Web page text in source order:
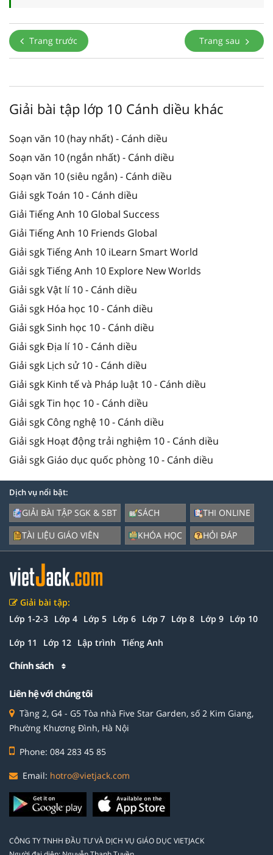
Trang trước Trang sau
Giải bài tập lớp 10 Cánh diều khác
Soạn văn 10 (hay nhất) - Cánh diều
Soạn văn 10 (ngắn nhất) - Cánh diều
Soạn văn 10 (siêu ngắn) - Cánh diều
Giải sgk Toán 10 - Cánh diều
Giải Tiếng Anh 10 Global Success
Giải Tiếng Anh 10 Friends Global
Giải sgk Tiếng Anh 10 iLearn Smart World
Giải sgk Tiếng Anh 10 Explore New Worlds
Giải sgk Vật lí 10 - Cánh diều
Giải sgk Hóa học 10 - Cánh diều
Giải sgk Sinh học 10 - Cánh diều
Giải sgk Địa lí 10 - Cánh diều
Giải sgk Lịch sử 10 - Cánh diều
Giải sgk Kinh tế và Pháp luật 10 - Cánh diều
Giải sgk Tin học 10 - Cánh diều
Giải sgk Công nghệ 10 - Cánh diều
Giải sgk Hoạt động trải nghiệm 10 - Cánh diều
Giải sgk Giáo dục quốc phòng 10 - Cánh diều
Dịch vụ nổi bật:
GIẢI BÀI TẬP SGK & SBT
TÀI LIỆU GIÁO VIÊN
SÁCH
KHÓA HỌC
THI ONLINE
HỎI ĐÁP
Giải bài tập:
Lớp 1-2-3 Lớp 4 Lớp 5 Lớp 6 Lớp 7 Lớp 8 Lớp 9 Lớp 10
Lớp 11 Lớp 12 Lập trình Tiếng Anh
Chính sách
Liên hệ với chúng tôi
Tầng 2, G4 - G5 Tòa nhà Five Star Garden, số 2 Kim Giang,
Phường Khương Đình, Hà Nội
Phone: 084 283 45 85
Email: hotro@vietjack.com
CÔNG TY TNHH ĐẦU TƯ VÀ DỊCH VỤ GIÁO DỤC VIETJACK